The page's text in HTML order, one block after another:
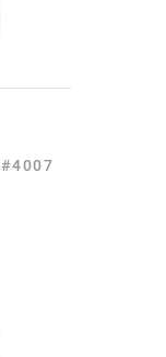
#4007